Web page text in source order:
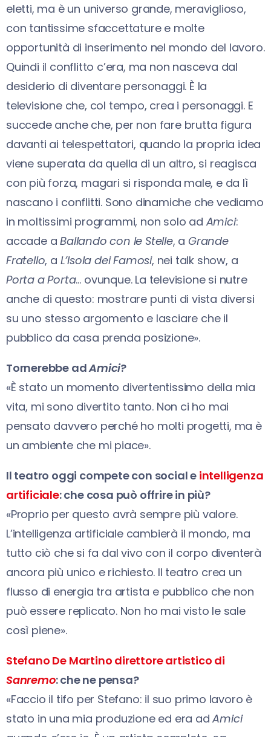
eletti, ma è un universo grande, meraviglioso,
con tantissime sfaccettature e molte
opportunità di inserimento nel mondo del lavoro.
Quindi il conflitto c’era, ma non nasceva dal
desiderio di diventare personaggi. È la
televisione che, col tempo, crea i personaggi. E
succede anche che, per non fare brutta figura
davanti ai telespettatori, quando la propria idea
viene superata da quella di un altro, si reagisca
con più forza, magari si risponda male, e da lì
nascano i conflitti. Sono dinamiche che vediamo
in moltissimi programmi, non solo ad Amici:
accade aBallando con le Stelle, a Grande
Fratello, a L’Isola dei Famosi, nei talk show, a
Porta a Porta… ovunque. La televisione si nutre
anche di questo: mostrare punti di vista diversi
su uno stesso argomento e lasciare che il
pubblico da casa prenda posizione».
Tornerebbe adAmici?
«È stato un momento divertentissimo della mia
vita, mi sono divertito tanto. Non ci ho mai
pensato davvero perché ho molti progetti, ma è
un ambiente che mi piace».
Il teatro oggi compete con social e intelligenza
artificiale: che cosa può offrire in più?
«Proprio per questo avrà sempre più valore.
L’intelligenza artificiale cambierà il mondo, ma
tutto ciò che si fa dal vivo con il corpo diventerà
ancora più unico e richiesto. Il teatro crea un
flusso di energia tra artista e pubblico che non
può essere replicato. Non ho mai visto le sale
così piene».
Stefano De Martino direttore artistico di
Sanremo: che ne pensa?
«Faccio il tifo per Stefano: il suo primo lavoro è
stato in una mia produzione ed era adAmici